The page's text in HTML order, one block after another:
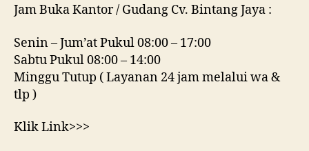
Jam Buka Kantor / Gudang Cv. Bintang Jaya :
Senin – Jum’at Pukul 08:00 – 17:00
Sabtu Pukul 08:00 – 14:00
Minggu Tutup ( Layanan 24 jam melalui wa &
tlp )
Klik Link>>>